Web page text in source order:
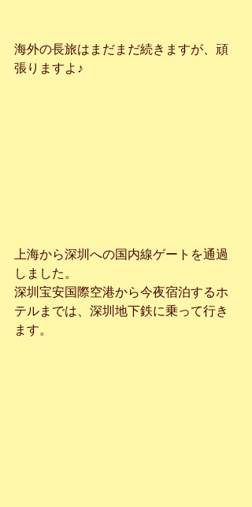
海外の長旅はまだまだ続きますが、頑
張りますよ♪
上海から深圳への国内線ゲートを通過
しました。
深圳宝安国際空港から今夜宿泊するホ
テルまでは、深圳地下鉄に乗って行き
ます。